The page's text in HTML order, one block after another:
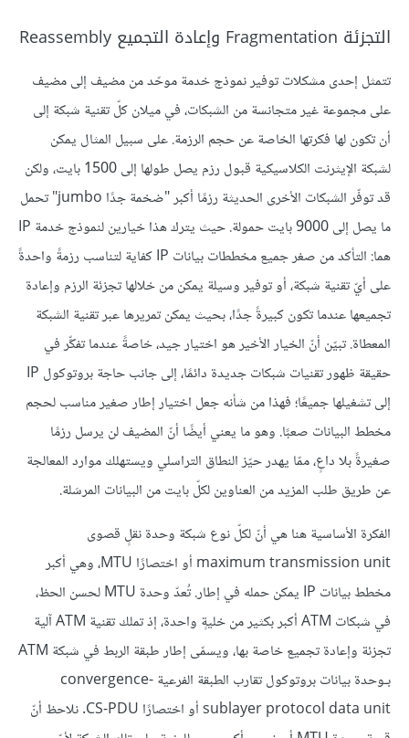
التجزئة Fragmentation وإعادة التجميع Reassembly
تتمثل إحدى مشكلات توفير نموذج خدمة موحّد من مضيف إلى مضيف
على مجموعة غير متجانسة من الشبكات، في ميلان كلّ تقنية شبكة إلى
أن تكون لها فكرتها الخاصة عن حجم الرزمة. على سبيل المثال يمكن
لشبكة الإيثرنت الكلاسيكية قبول رزم يصل طولها إلى 1500 بايت، ولكن
قد توفّر الشبكات الأخرى الحديثة رزمًا أكبر "ضخمة جدًا jumbo" تحمل
ما يصل إلى 9000 بايت حمولة. حيث يترك هذا خيارين لنموذج خدمة IP
هما: التأكد من صغر جميع مخططات بيانات IP كفاية لتناسب رزمةً واحدةً
على أيّ تقنية شبكة، أو توفير وسيلة يمكن من خلالها تجزئة الرزم وإعادة
تجميعها عندما تكون كبيرةً جدًا، بحيث يمكن تمريرها عبر تقنية الشبكة
المعطاة. تبيّن أنّ الخيار الأخير هو اختيار جيد، خاصةً عندما تفكِّر في
حقيقة ظهور تقنيات شبكات جديدة دائمًا، إلى جانب حاجة بروتوكول IP
إلى تشغيلها جميعًا؛ فهذا من شأنه جعل اختيار إطار صغير مناسب لحجم
مخطط البيانات صعبًا. وهو ما يعني أيضًا أنّ المضيف لن يرسل رزمًا
صغيرةً بلا داعٍ، ممّا يهدر حيّز النطاق التراسلي ويستهلك موارد المعالجة
عن طريق طلب المزيد من العناوين لكلّ بايت من البيانات المرسَلة.
الفكرة الأساسية هنا هي أنّ لكلّ نوع شبكة وحدة نقلٍ قصوى
maximum transmission unit أو اختصارًا MTU، وهي أكبر
مخطط بيانات IP يمكن حمله في إطار. تُعدّ وحدة MTU لحسن الحظ،
في شبكات ATM أكبر بكثير من خليةٍ واحدة، إذ تملك تقنية ATM آلية
تجزئة وإعادة تجميع خاصة بها، ويسمّى إطار طبقة الربط في شبكة ATM
بـوحدة بيانات بروتوكول تقارب الطبقة الفرعية convergence-
sublayer protocol data unit أو اختصارًا CS-PDU. نلاحظ أنّ